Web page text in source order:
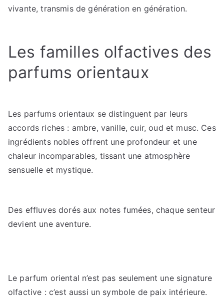
vivante, transmis de génération en génération.
Les familles olfactives des
parfums orientaux
Les parfums orientaux se distinguent par leurs
accords riches : ambre, vanille, cuir, oud et musc. Ces
ingrédients nobles offrent une profondeur et une
chaleur incomparables, tissant une atmosphère
sensuelle et mystique.
Des effluves dorés aux notes fumées, chaque senteur
devient une aventure.
Le parfum oriental n’est pas seulement une signature
olfactive : c’est aussi un symbole de paix intérieure.